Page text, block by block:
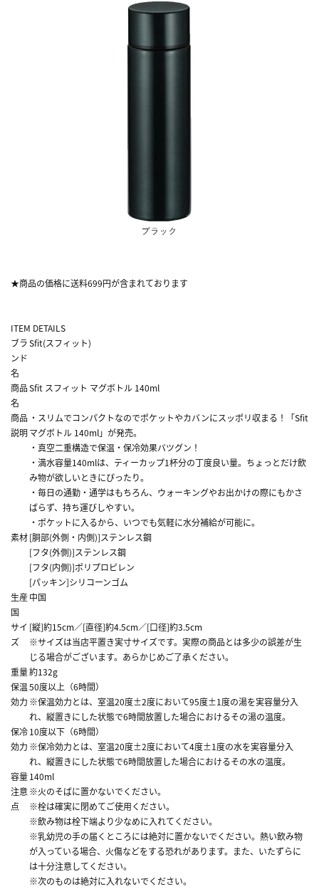
★商品の価格に送料699円が含まれております
ITEM DETAILS
ブラ
ンド
名
Sfit(スフィット)
商品
名
Sfit スフィット マグボトル 140ml
商品
説明
・スリムでコンパクトなのでポケットやカバンにスッポリ収まる！「Sfit
マグボトル 140ml」が発売。
・真空二重構造で保温・保冷効果バツグン！
・満水容量140mlは、ティーカップ1杯分の丁度良い量。ちょっとだけ飲
み物が欲しいときにぴったり。
・毎日の通勤・通学はもちろん、ウォーキングやお出かけの際にもかさ
ばらず、持ち運びしやすい。
・ポケットに入るから、いつでも気軽に水分補給が可能に。
素材[胴部(外側・内側)]ステンレス鋼
[フタ(外側)]ステンレス鋼
[フタ(内側)]ポリプロピレン
[パッキン]シリコーンゴム
生産
国
中国
サイ
ズ
[縦]約15cm／[直径]約4.5cm／[口径]約3.5cm
※サイズは当店平置き実寸サイズです。実際の商品とは多少の誤差が生
じる場合がございます。あらかじめご了承ください。
重量約132g
保温
効力
50度以上（6時間）
※保温効力とは、室温20度±2度において95度±1度の湯を実容量分入
れ、縦置きにした状態で6時間放置した場合におけるその湯の温度。
保冷
効力
10度以下（6時間）
※保冷効力とは、室温20度±2度において4度±1度の水を実容量分入
れ、縦置きにした状態で6時間放置した場合におけるその水の温度。
容量140ml
注意
点
※火のそばに置かないでください。
※栓は確実に閉めてご使用ください。
※飲み物は栓下端より少なめに入れてください。
※乳幼児の手の届くところには絶対に置かないでください。熱い飲み物
が入っている場合、火傷などをする恐れがあります。また、いたずらに
は十分注意してください。
※次のものは絶対に入れないでください。